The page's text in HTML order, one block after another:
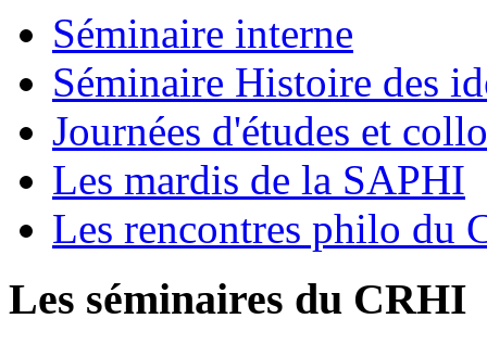
Séminaire interne
Séminaire Histoire des
Journées d'études et
Les mardis de la SAPHI
Les rencontres philo du
Les séminaires du CRHI